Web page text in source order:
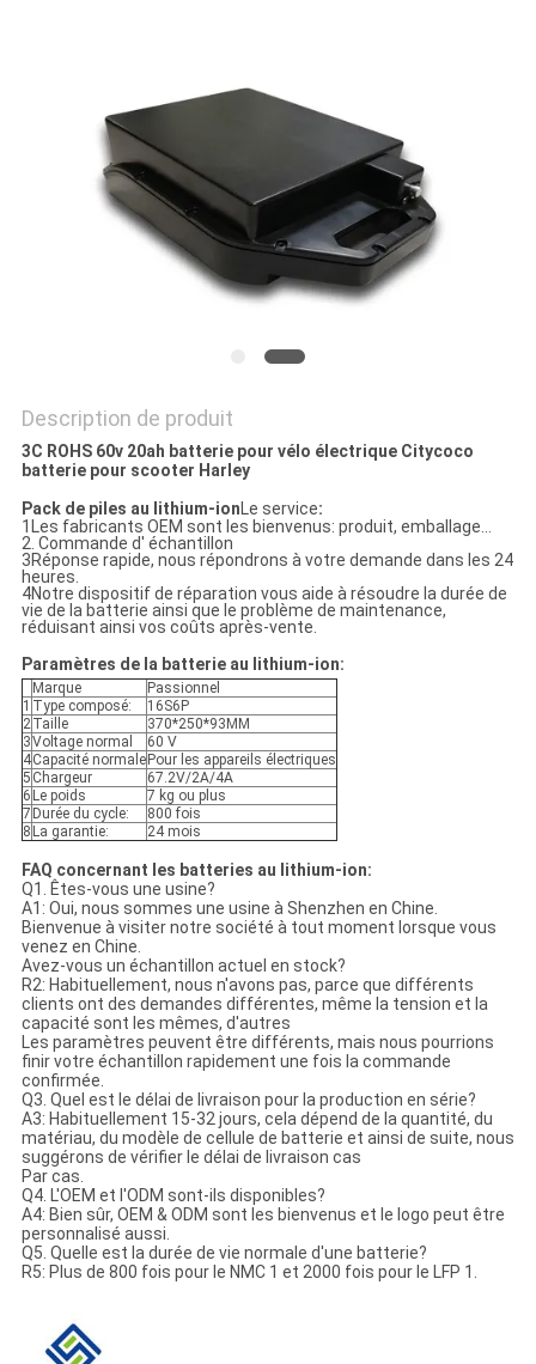
NOUVELLES
PRIVACY
POLICY
Description de produit
3C ROHS 60v 20ah batterie pour vélo électrique Citycoco
batterie pour scooter Harley
Pack de piles au lithium-ionLe service:
1Les fabricants OEM sont les bienvenus: produit, emballage...
2. Commande d' échantillon
3Réponse rapide, nous répondrons à votre demande dans les 24
heures.
4Notre dispositif de réparation vous aide à résoudre la durée de
vie de la batterie ainsi que le problème de maintenance,
réduisant ainsi vos coûts après-vente.
Paramètres de la batterie au lithium-ion:
Marque
Passionnel
1 Type composé:
16S6P
2Taille
370*250*93MM
3Voltage normal
60 V
4Capacité normale Pour les appareils électriques
5 Chargeur
67.2V/2A/4A
6 Le poids
7 kg ou plus
7 Durée du cycle:
800 fois
8 La garantie: 24 mois
FAQ concernant les batteries au lithium-ion:
Q1. Êtes-vous une usine?
A1: Oui, nous sommes une usine à Shenzhen en Chine.
Bienvenue à visiter notre société à tout moment lorsque vous
venez en Chine.
Avez-vous un échantillon actuel en stock?
R2: Habituellement, nous n'avons pas, parce que différents
clients ont des demandes différentes, même la tension et la
capacité sont les mêmes, d'autres
Les paramètres peuvent être différents, mais nous pourrions
finir votre échantillon rapidement une fois la commande
confirmée.
Q3. Quel est le délai de livraison pour la production en série?
A3: Habituellement 15-32 jours, cela dépend de la quantité, du
matériau, du modèle de cellule de batterie et ainsi de suite, nous
suggérons de vérifier le délai de livraison cas
Par cas.
Q4. L'OEM et l'ODM sont-ils disponibles?
A4: Bien sûr, OEM & ODM sont les bienvenus et le logo peut être
personnalisé aussi.
Q5. Quelle est la durée de vie normale d'une batterie?
R5: Plus de 800 fois pour le NMC 1 et 2000 fois pour le LFP 1.